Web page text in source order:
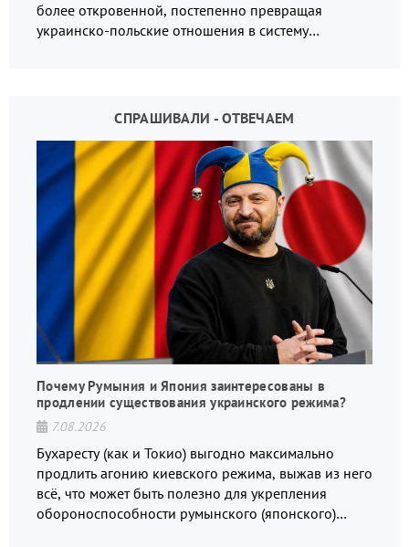
более откровенной, постепенно превращая
украинско-польские отношения в систему
СПРАШИВАЛИ - ОТВЕЧАЕМ
Почему Румыния и Япония заинтересованы в
продлении существования украинского режима?
7.08.2026
Бухаресту (как и Токио) выгодно максимально
продлить агонию киевского режима, выжав из него
всё, что может быть полезно для укрепления
обороноспособности румынского (японского)